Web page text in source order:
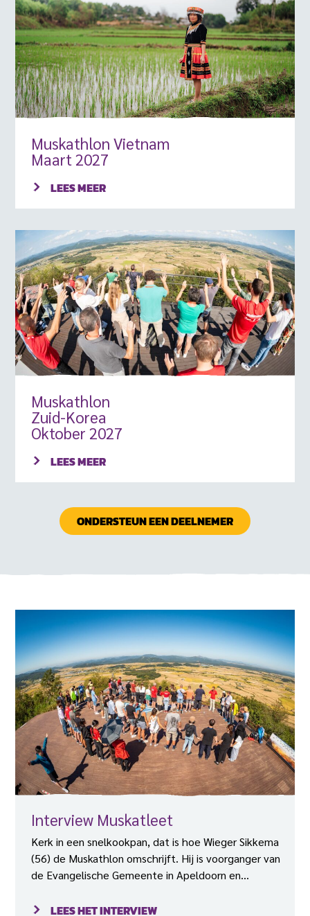
Muskathlon Vietnam
Maart 2027
LEES MEER
Muskathlon
Zuid-Korea
Oktober 2027
LEES MEER
ONDERSTEUN EEN DEELNEMER
Interview Muskatleet
Kerk in een snelkookpan, dat is hoe Wieger Sikkema
(56) de Muskathlon omschrijft. Hij is voorganger van
de Evangelische Gemeente in Apeldoorn en
Muskathlon. “Wat er in die week gebeurde in de
LEES HET INTERVIEW